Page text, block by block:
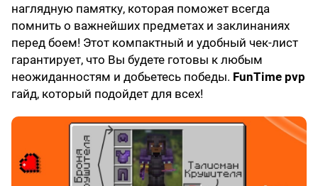
наглядную памятку, которая поможет всегда
помнить о важнейших предметах и заклинаниях
перед боем! Этот компактный и удобный чек-лист
гарантирует, что Вы будете готовы к любым
неожиданностям и добьетесь победы. FunTime pvp
гайд, который подойдет для всех!